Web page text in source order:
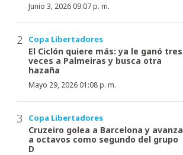
Junio 3, 2026 09:07 p. m.
Copa Libertadores
El Ciclón quiere más: ya le ganó tres
veces a Palmeiras y busca otra
hazaña
Mayo 29, 2026 01:08 p. m.
Copa Libertadores
Cruzeiro golea a Barcelona y avanza
a octavos como segundo del grupo
D